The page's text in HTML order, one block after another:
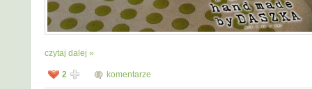
czytaj dalej »
2 komentarze